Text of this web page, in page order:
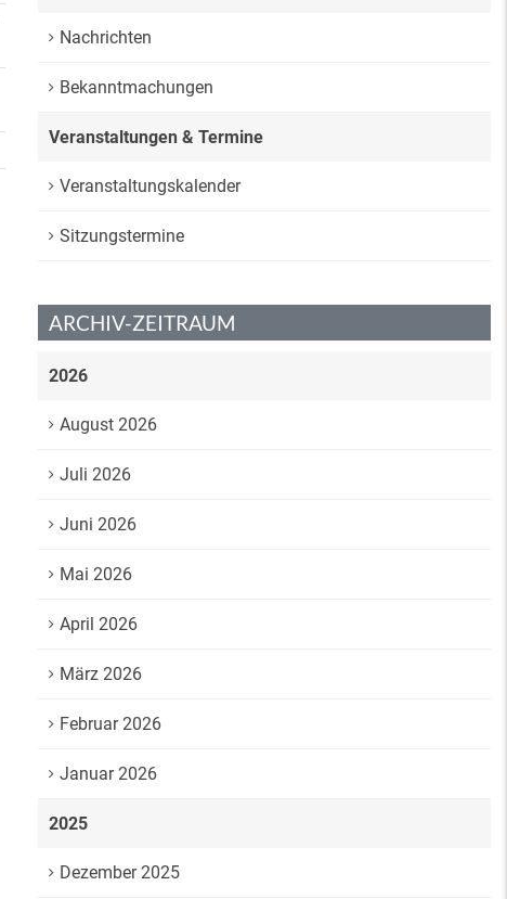
Nachrichten
Bekanntmachungen
Veranstaltungen & Termine
Veranstaltungskalender
Sitzungstermine
ARCHIV-ZEITRAUM
2026
August 2026
Juli 2026
Juni 2026
Mai 2026
April 2026
März 2026
Februar 2026
Januar 2026
2025
Dezember 2025